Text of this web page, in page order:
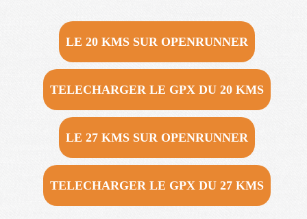
LE 20 KMS SUR OPENRUNNER
TELECHARGER LE GPX DU 20 KMS
LE 27 KMS SUR OPENRUNNER
TELECHARGER LE GPX DU 27 KMS